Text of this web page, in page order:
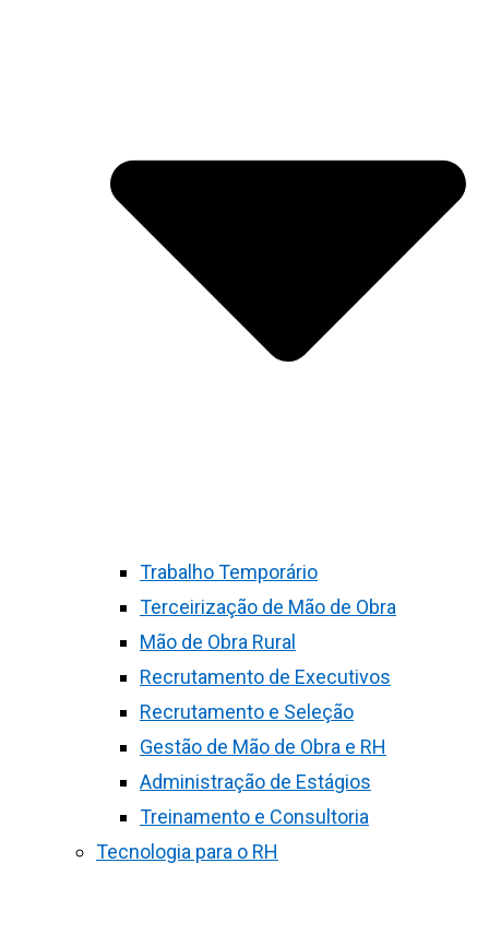
Trabalho Temporário
Terceirização de Mão de Obra
Mão de Obra Rural
Recrutamento de Executivos
Recrutamento e Seleção
Gestão de Mão de Obra e RH
Administração de Estágios
Treinamento e Consultoria
Tecnologia para o RH